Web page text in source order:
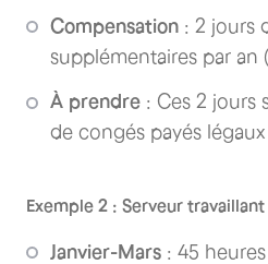
Compensation : 2 jours
supplémentaires par an
À prendre : Ces 2 jours
de congés payés légaux
Exemple 2 : Serveur
Janvier-Mars : 45